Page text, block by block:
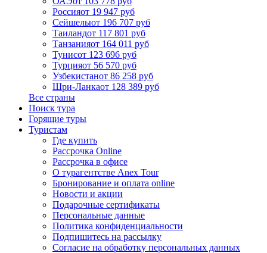
Россияот 19 947 руб
Сейшелыот 196 707 руб
Таиландот 117 801 руб
Танзанияот 164 011 руб
Тунисот 123 696 руб
Турцияот 56 570 руб
Узбекистанот 86 258 руб
Шри-Ланкаот 128 389 руб
Все страны
Поиск тура
Горящие туры
Туристам
Где купить
Рассрочка Online
Рассрочка в офисе
О турагентстве Anex Tour
Бронирование и оплата online
Новости и акции
Подарочные сертификаты
Персональные данные
Политика конфиденциальности
Подпишитесь на рассылку
Согласие на обработку персональных данных